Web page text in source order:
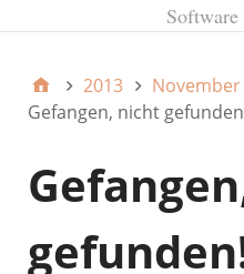
Software
2013 November
Gefangen, nicht